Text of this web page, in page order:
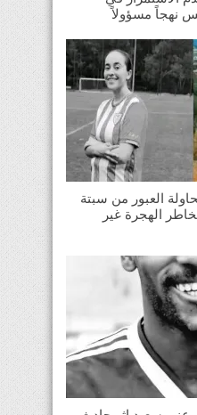
نهجاً مسؤولاً
العبور من سبتة
الهجرة غير